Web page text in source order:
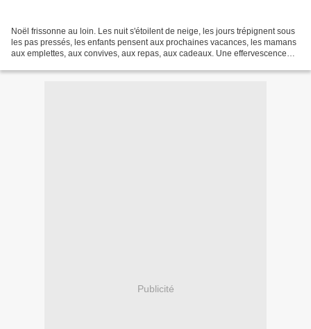
Noël frissonne au loin. Les nuit s'étoilent de neige, les jours trépignent sous
les pas pressés, les enfants pensent aux prochaines vacances, les mamans
aux emplettes, aux convives, aux repas, aux cadeaux. Une effervescence
Publicité